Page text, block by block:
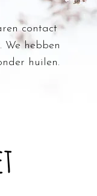
contact
We hebben
huilen.